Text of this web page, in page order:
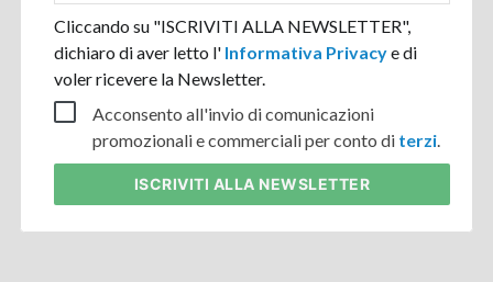
Cliccando su "ISCRIVITI ALLA NEWSLETTER",
dichiaro di aver letto l' Informativa Privacye di
voler ricevere la Newsletter.
Acconsento all'invio di comunicazioni
promozionali e commerciali per conto di terzi.
ISCRIVITI ALLA NEWSLETTER